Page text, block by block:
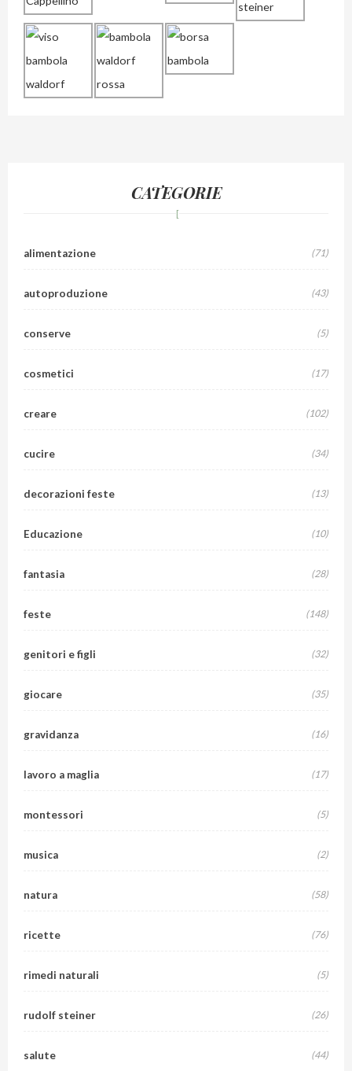
CATEGORIE
alimentazione (71)
autoproduzione (43)
conserve (5)
cosmetici (17)
creare (102)
cucire (34)
decorazioni feste (13)
Educazione (10)
fantasia (28)
feste (148)
genitori e figli (32)
giocare (35)
gravidanza (16)
lavoro a maglia (17)
montessori (5)
musica (2)
natura (58)
ricette (76)
rimedi naturali (5)
rudolf steiner (26)
salute (44)